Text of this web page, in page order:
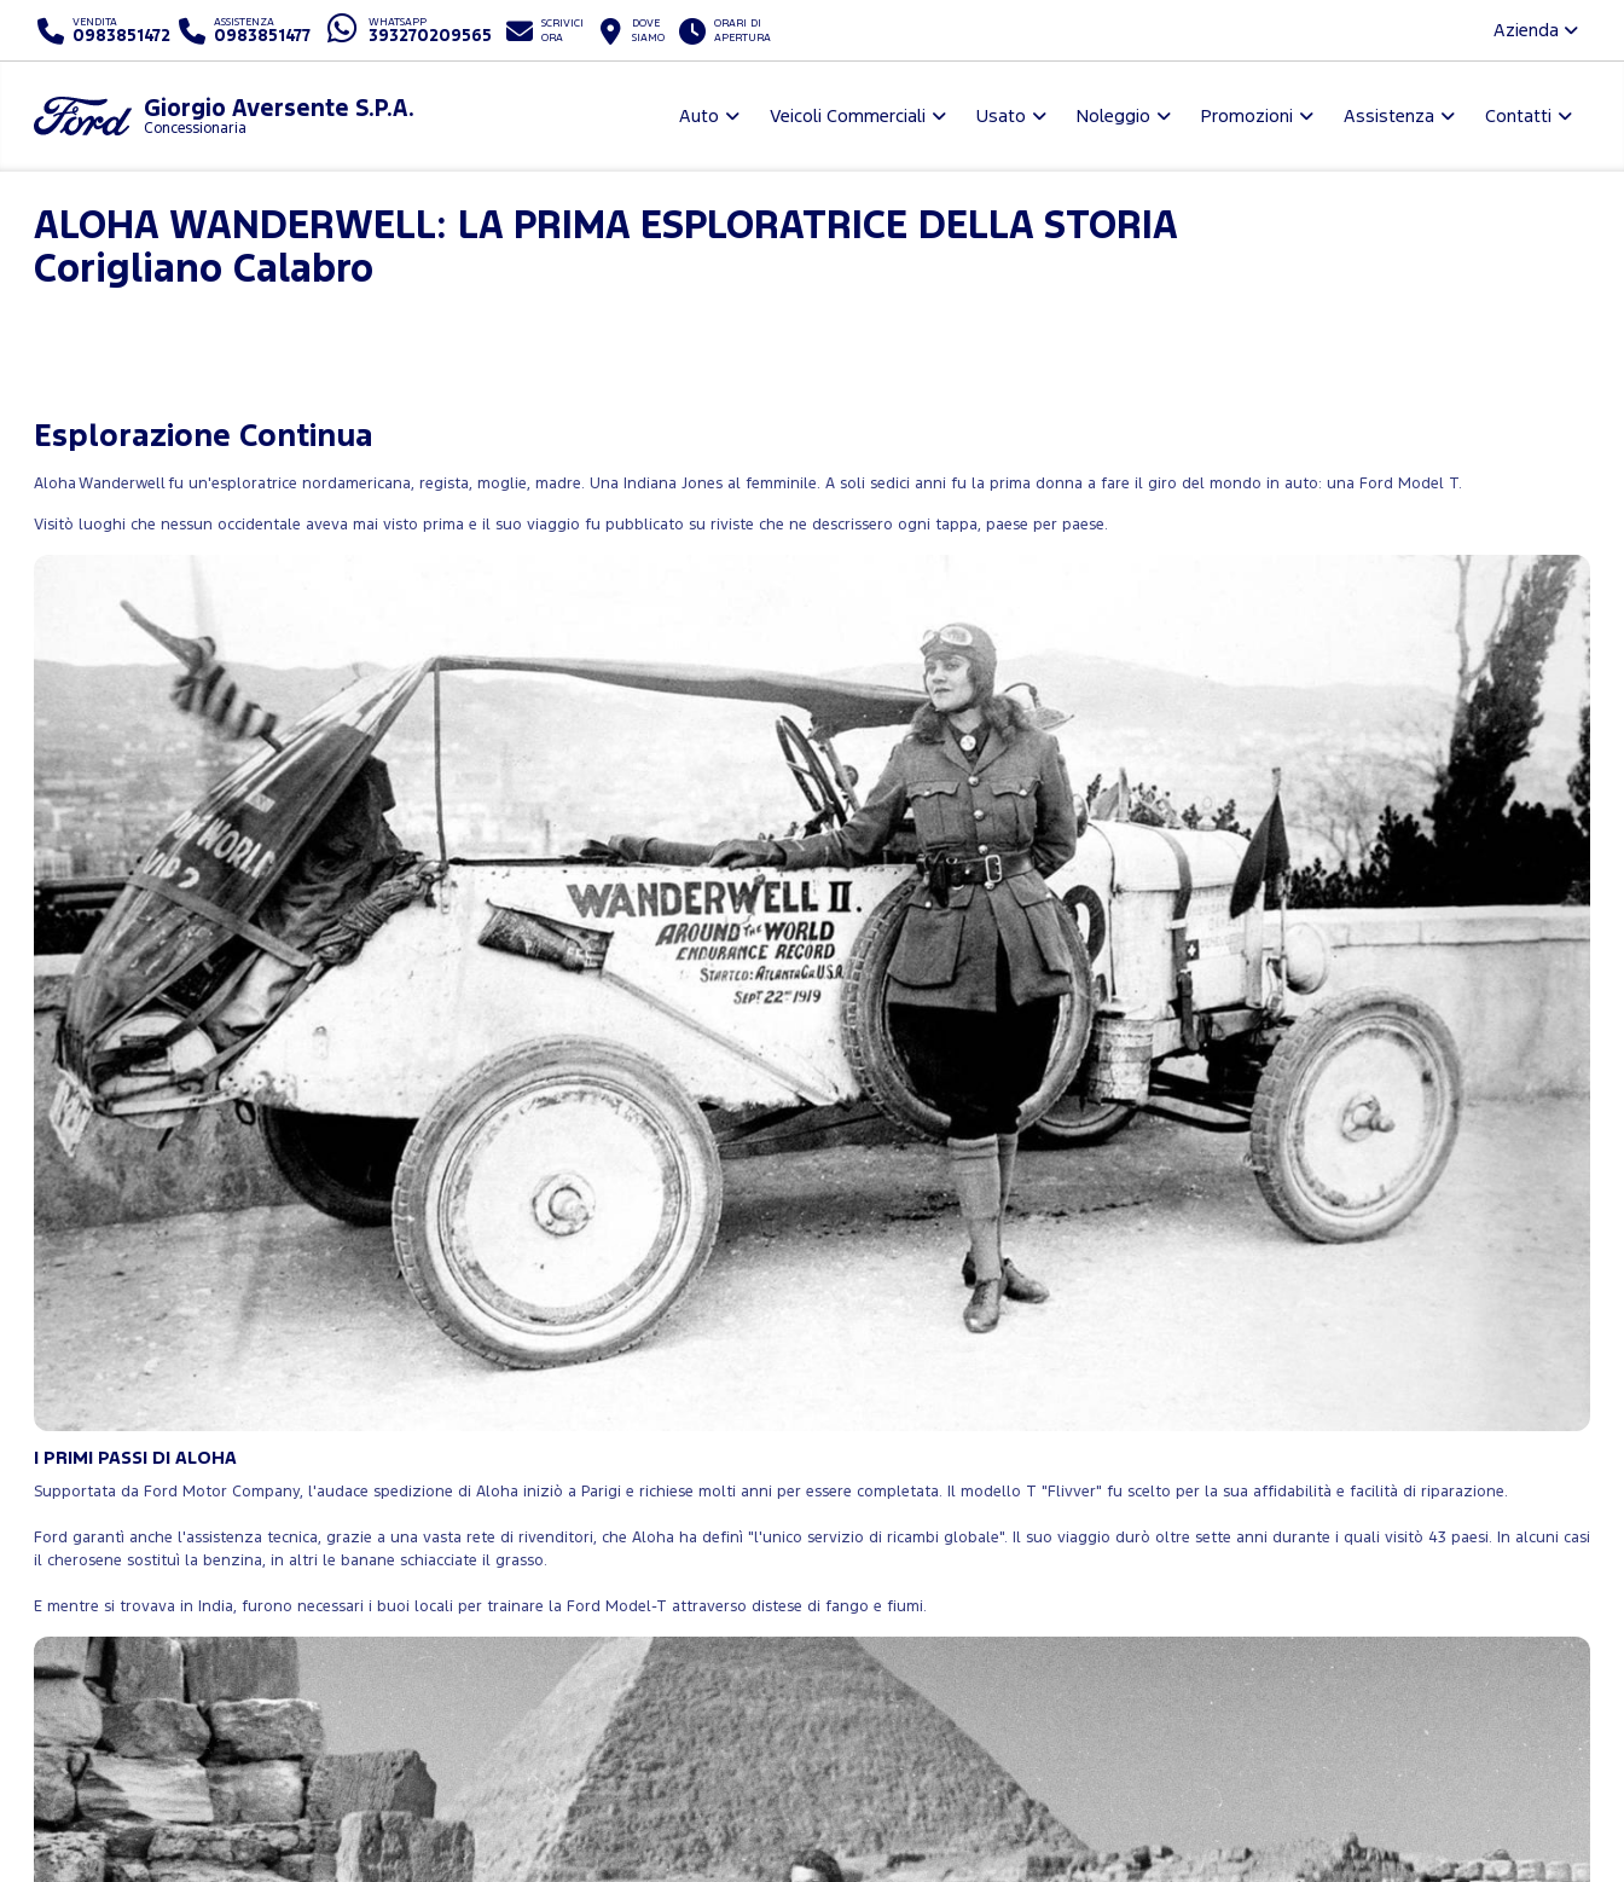
VENDITA
0983851472
ASSISTENZA
0983851477
WHATSAPP
393270209565
SCRIVICI
ORA
DOVE
SIAMO
ORARI DI
APERTURA
Azienda
Giorgio Aversente S.P.A.
Concessionaria
Auto Veicoli Commerciali Usato Noleggio Promozioni Assistenza Contatti
ALOHA WANDERWELL: LA PRIMA ESPLORATRICE DELLA STORIA
Corigliano Calabro
Esplorazione Continua
Aloha Wanderwell fu un'esploratrice nordamericana, regista, moglie, madre. Una Indiana Jones al femminile. A soli sedici anni fu la prima donna a fare il giro del mondo in auto: una Ford Model T.
Visitò luoghi che nessun occidentale aveva mai visto prima e il suo viaggio fu pubblicato su riviste che ne descrissero ogni tappa, paese per paese.
I PRIMI PASSI DI ALOHA
Supportata da Ford Motor Company, l'audace spedizione di Aloha iniziò a Parigi e richiese molti anni per essere completata. Il modello T "Flivver" fu scelto per la sua affidabilità e facilità di riparazione.
Ford garantì anche l'assistenza tecnica, grazie a una vasta rete di rivenditori, che Aloha ha definì "l'unico servizio di ricambi globale". Il suo viaggio durò oltre sette anni durante i quali visitò 43 paesi. In alcuni casi
il cherosene sostituì la benzina, in altri le banane schiacciate il grasso.
E mentre si trovava in India, furono necessari i buoi locali per trainare la Ford Model-T attraverso distese di fango e fiumi.